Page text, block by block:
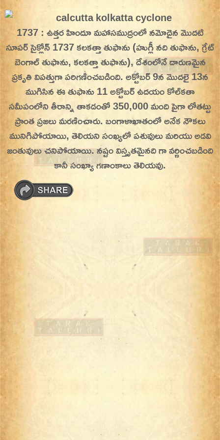
Skip
content
On This Day
Today in History | On This Day | This Day in
History | Today in India | What Happened
Today in India | Charitralo eroju | charitra lo
eroju |
1737 : ఉత్తర హిందూ మహాసముద్రంలో నమోదైన మొదటి
సూపర్ సైక్లోన్ 1737 కలకత్తా తుఫాను (హుగ్లీ నది తుఫాను, గ్రేట్
బెంగాల్ తుఫాను, కలకత్తా తుఫాను), దేశంలోనే దారుణమైన
ప్రకృతి విపత్తుగా పరిగణించబడింది. అక్టోబర్ 9న మొదలై 13న
ముగిసిన ఈ తుఫాను 11 అక్టోబర్ ఉదయం కోల్‌కతా
సమీపంలోని తీరాన్ని తాకడంతో 350,000 మంది పైగా లోతట్టు
ప్రాంత ప్రజలు మరణించారు. బంగాళాఖాతంలో అనేక నౌకలు
మునిగిపోయాయి, తెలియని సంఖ్యలో పశువులు మరియు అడవి
జంతువులు చనిపోయాయి. నష్టం విస్తృతమైనది గా వర్ణించబడింది
కానీ సంఖ్యా గణాంకాలు తెలియవు.